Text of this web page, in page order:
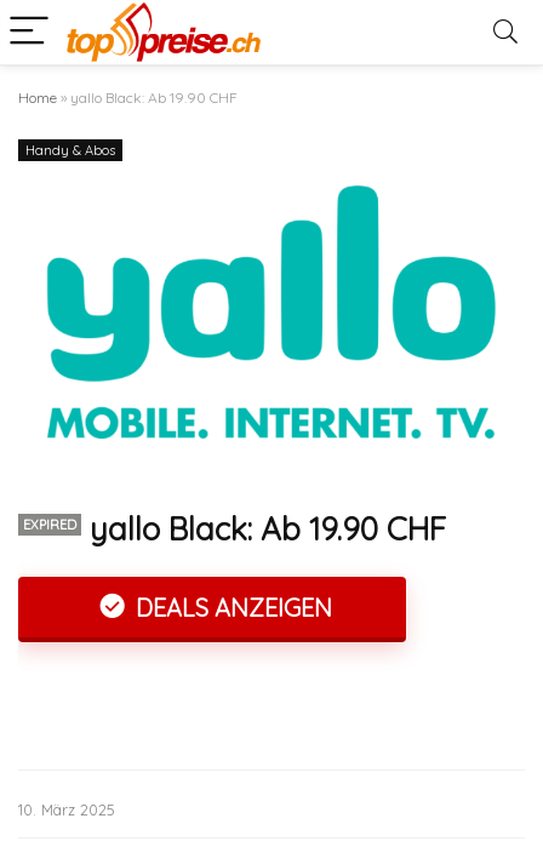
Home » yallo Black: Ab 19.90 CHF
Handy & Abos
EXPIRED yallo Black: Ab 19.90 CHF
DEALS ANZEIGEN
10. März 2025